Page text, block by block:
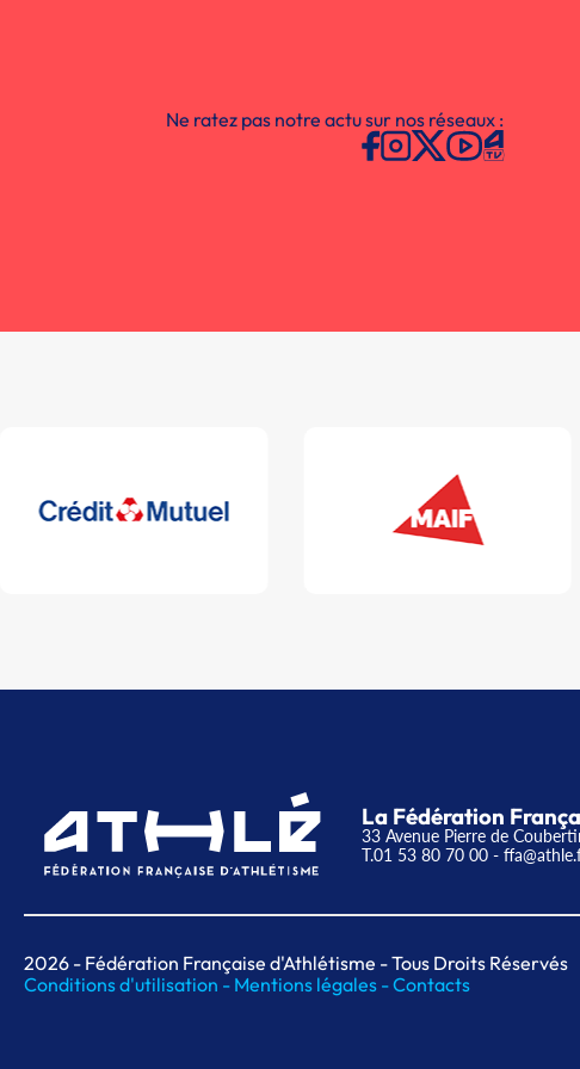
Ne ratez pas notre actu sur nos réseaux :
La Fédération
33 Avenue Pierre de
T.01 53 80 70 00 -
2026 - Fédération Française d'Athlétisme - Tous Droits Réservés
Conditions d'utilisation - Mentions légales -Contacts